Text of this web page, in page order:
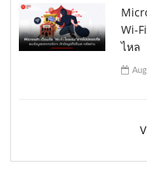
Wi-
ไหล